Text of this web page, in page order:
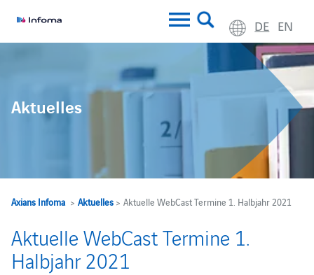
DE EN
Aktuelles
Axians Infoma> Aktuelles> Aktuelle WebCast Termine 1. Halbjahr 2021
Aktuelle WebCast Termine 1.
Halbjahr 2021